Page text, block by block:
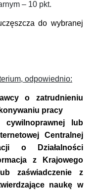
– 10 pkt.
do wybranej
odpowiednio:
o zatrudnieniu
pracy
lub
Centralnej
o Działalności
z Krajowego
zaświadczenie z
naukę w